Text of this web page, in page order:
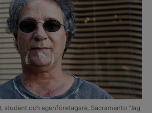
student och egen­företagare, Sacramento "Jag